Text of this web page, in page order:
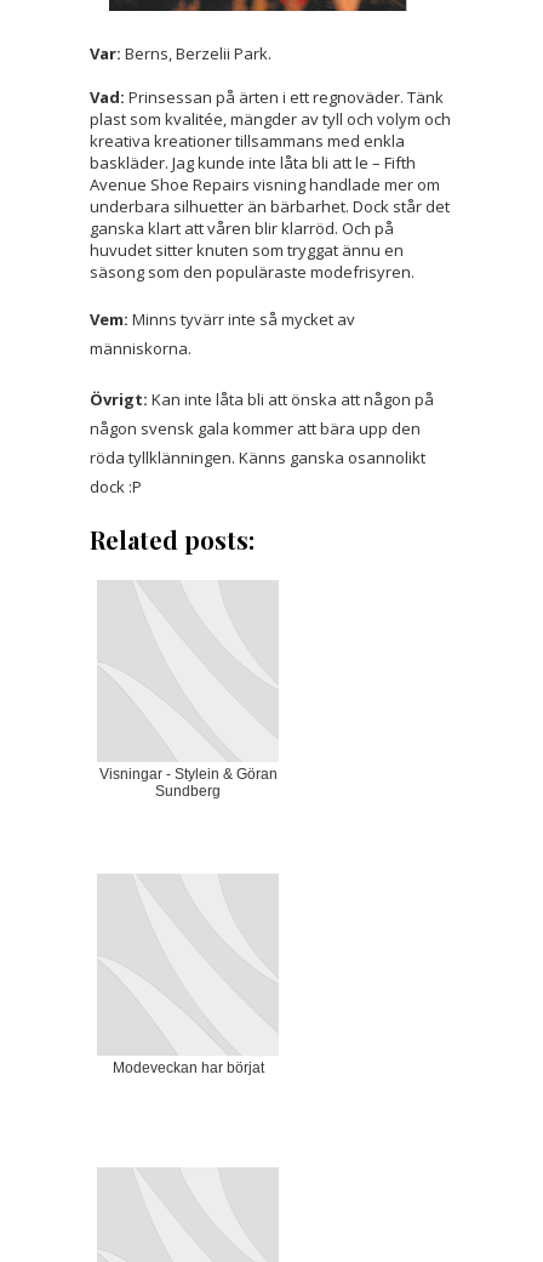
Var: Berns, Berzelii Park.
Vad: Prinsessan på ärten i ett regnoväder. Tänk
plast som kvalitée, mängder av tyll och volym och
kreativa kreationer tillsammans med enkla
baskläder. Jag kunde inte låta bli att le – Fifth
Avenue Shoe Repairs visning handlade mer om
underbara silhuetter än bärbarhet. Dock står det
ganska klart att våren blir klarröd. Och på
huvudet sitter knuten som tryggat ännu en
säsong som den populäraste modefrisyren.
Vem: Minns tyvärr inte så mycket av
människorna.
Övrigt: Kan inte låta bli att önska att någon på
någon svensk gala kommer att bära upp den
röda tyllklänningen. Känns ganska osannolikt
dock :P
Related posts:
Visningar - Stylein & Göran
Sundberg
Modeveckan har börjat